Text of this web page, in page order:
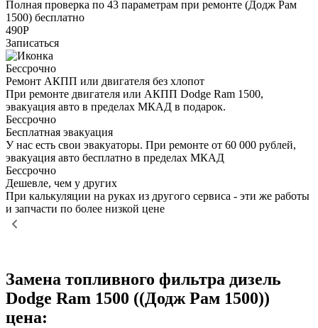
Полная проверка по 43 параметрам при ремонте (Додж Рам
1500) бесплатно
490Р
Записаться
Бессрочно
Ремонт АКПП или двигателя без хлопот
При ремонте двигателя или АКПП Dodge Ram 1500,
эвакуация авто в пределах МКАД в подарок.
Бессрочно
Бесплатная эвакуация
У нас есть свои эвакуаторы. При ремонте от 60 000 рублей,
эвакуация авто бесплатно в пределах МКАД
Бессрочно
Дешевле, чем у других
При калькуляции на руках из другого сервиса - эти же работы
и запчасти по более низкой цене
Замена топливного фильтра дизель
Dodge Ram 1500 ((Додж Рам 1500))
цена: